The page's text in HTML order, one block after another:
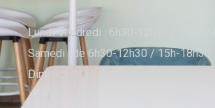
Lundi-vendredi : 6h30-12h30 / 15h-19h
Samedi : de 6h30-12h30 / 15h-18h30
Dimanches et jours fériés : 7h30-12h30